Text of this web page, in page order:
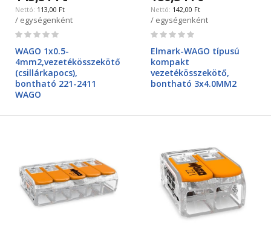
113,00 Ft
/ egységenként
Rating:
WAGO 1x0.5-
4mm2,vezetékösszekötő
(csillárkapocs),
bontható 221-2411
WAGO
142,00 Ft
/ egységenként
Rating:
Elmark-WAGO típusú
kompakt
vezetékösszekötő,
bontható 3x4.0MM2